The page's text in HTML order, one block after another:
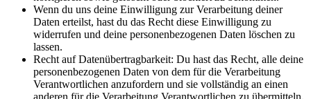
Wenn du uns deine Einwilligung zur Verarbeitung deiner
Daten erteilst, hast du das Recht diese Einwilligung zu
widerrufen und deine personenbezogenen Daten löschen zu
lassen.
Recht auf Datenübertragbarkeit: Du hast das Recht, alle deine
personenbezogenen Daten von dem für die Verarbeitung
Verantwortlichen anzufordern und sie vollständig an einen